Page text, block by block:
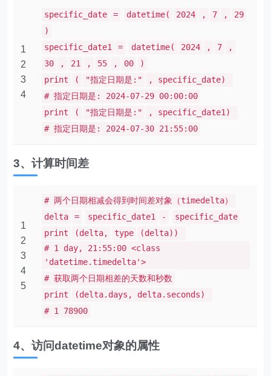
1
2
3
4
specific_date = datetime( 2024 , 7 ,
29
)
specific_date1
= datetime( 2024 , 7
,
30
, 21 , 55 , 00
)
print
( "指定日期是:"
, specific_date)
# 指定日期是: 2024-07-29 00:00:00
print
( "指定日期是:"
, specific_date1)
# 指定日期是: 2024-07-30 21:55:00
3、计算时间差
1
2
3
4
5
# 两个日期相减会得到时间差对象（timedelta）
delta
= specific_date1 -
specific_date
print
(delta, type
(delta))
# 1 day, 21:55:00 <class
'datetime.timedelta'>
# 获取两个日期相差的天数和秒数
print
(delta.days, delta.seconds)
# 1 78900
4、访问datetime对象的属性